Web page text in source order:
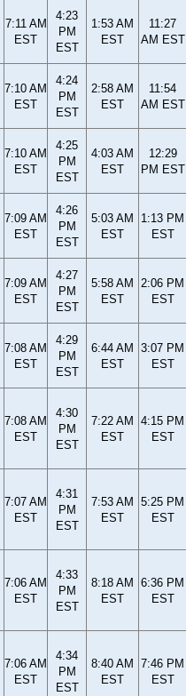
7:11 AM
EST
4:23
PM
EST
1:53 AM
EST
11:27
AM EST
7:10 AM
EST
4:24
PM
EST
2:58 AM
EST
11:54
AM EST
7:10 AM
EST
4:25
PM
EST
4:03 AM
EST
12:29
PM EST
7:09 AM
EST
4:26
PM
EST
5:03 AM
EST
1:13 PM
EST
7:09 AM
EST
4:27
PM
EST
5:58 AM
EST
2:06 PM
EST
7:08 AM
EST
4:29
PM
EST
6:44 AM
EST
3:07 PM
EST
7:08 AM
EST
4:30
PM
EST
7:22 AM
EST
4:15 PM
EST
7:07 AM
EST
4:31
PM
EST
7:53 AM
EST
5:25 PM
EST
7:06 AM
EST
4:33
PM
EST
8:18 AM
EST
6:36 PM
EST
7:06 AM
EST
4:34
PM
EST
8:40 AM
EST
7:46 PM
EST